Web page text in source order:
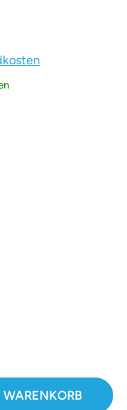
nicht verfügbar.)
nicht verfügbar.)
nicht verfügbar.)